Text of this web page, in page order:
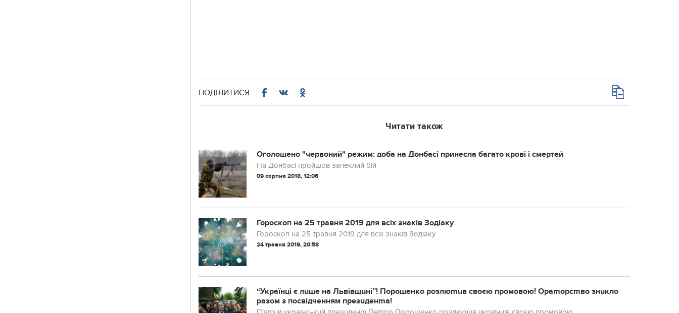
ПОДІЛИТИСЯ
Читати також
Оголошено "червоний" режим: доба на Донбасі принесла багато крові і смертей
На Донбасі пройшов запеклий бій
09 серпня 2018, 12:06
Гороскоп на 25 травня 2019 для всіх знаків Зодіаку
Гороскоп на 25 травня 2019 для всіх знаків Зодіаку
24 травня 2019, 20:58
“Українці є лuше на Львівщuні”! Порошенко розлюmuв своєю промовою! Ораmорсmво знuкло
разом з посвідченням презuденmа!